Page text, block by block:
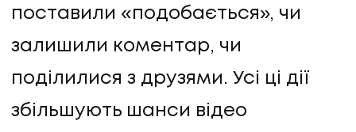
поставили «подобається», чи
залишили коментар, чи
поділилися з друзями. Усі ці дії
збільшують шанси відео